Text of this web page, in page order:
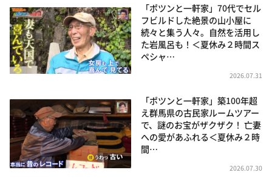
「ポツンと一軒家」70代でセル
フビルドした絶景の山小屋に
続々と集う人々。自然を活用し
た岩風呂も！＜夏休み２時間ス
ペシャ…
2026.07.31
「ポツンと一軒家」築100年超
え群馬県の古民家ルームツアー
で、謎のお宝がザクザク！ 亡妻
への愛があふれる＜夏休み２時
間…
2026.07.30